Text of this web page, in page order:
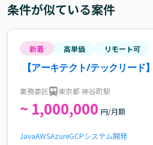
条件が似ている案件
新着 高単価 リモート可
【アーキテクト/テックリード
業務委託 東京都 神谷町駅
~ 1,000,000 円/月額
JavaAWSAzureGCPシステム開発